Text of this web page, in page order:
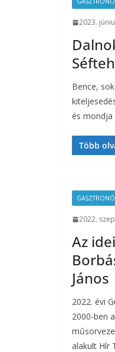
2023.
Bence,
és
Több
2022.
Az
János
2022. évi
2000-ben
alakult Hír